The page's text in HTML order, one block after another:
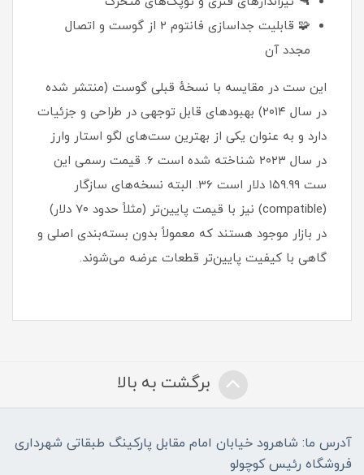
🧩 قابلیت جداسازی فانتوم ۲ از گوست و اتصال
مجدد آن
این ست در مقایسه با نسخهٔ قبلی گوست (منتشر شده
در سال ۲۰۱۴) بهبودهای قابل توجهی در طراحی و جزئیات
دارد و به عنوان یکی از بهترین ست‌های لگو استار وارز
در سال ۲۰۲۳ شناخته شده است 6. قیمت رسمی این
ست ۱۵۹.۹۹ دلار است 36. البته نسخه‌های سازگار
(compatible) نیز با قیمت پایین‌تر (مثلاً حدود ۷۰ دلار)
در بازار موجود هستند که معمولاً بدون بسته‌بندی اصلی و
گاهی با کیفیت پایین‌تر قطعات عرضه می‌شوند.
برگشت به بالا
آدرس ما: شاهرود خیابان امام مقابل پارکینگ طبقاتی شهرداری
فروشگاه رئیس کوچولو